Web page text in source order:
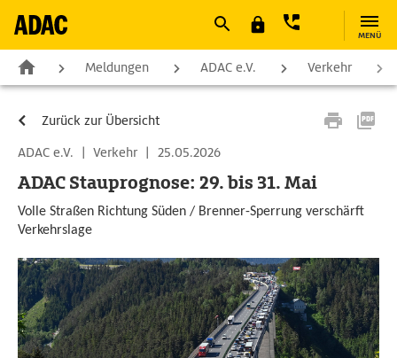
MENÜ
Meldungen ADAC e.V. Verkehr
Zurück zur Übersicht
ADAC e.V.
| Verkehr | 25.05.2026
ADAC Stauprognose: 29. bis 31. Mai
Volle Straßen Richtung Süden / Brenner-Sperrung verschärft
Verkehrslage